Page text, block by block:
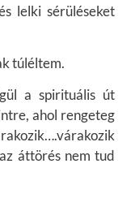
lelki sérüléseket
túléltem.
a spirituális út
ahol rengeteg
áttörés nem tud